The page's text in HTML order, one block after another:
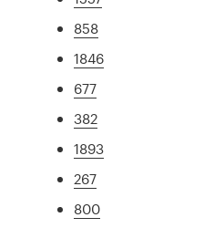
858
1846
677
382
1893
267
800